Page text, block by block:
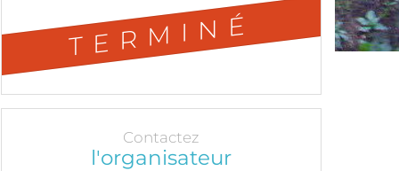
TERMINÉ
Contactez
l'organisateur